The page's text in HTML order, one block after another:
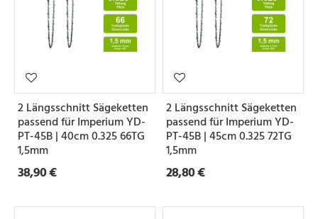
2 Längsschnitt Sägeketten
passend für Imperium YD-
PT-45B | 40cm 0.325 66TG
1,5mm
38,90 €
2 Längsschnitt Sägeketten
passend für Imperium YD-
PT-45B | 45cm 0.325 72TG
1,5mm
28,80 €
o
S
e
t